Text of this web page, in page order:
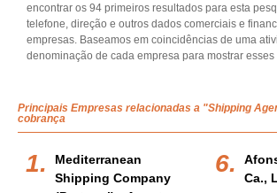
encontrar os 94 primeiros resultados para esta
telefone, direção e outros dados comerciais e
empresas. Baseamos em coincidências de uma
denominação de cada empresa para mostrar
Principais Empresas relacionadas a "Shipping
cobrança
Mediterranean
Shipping Company
Ca.,